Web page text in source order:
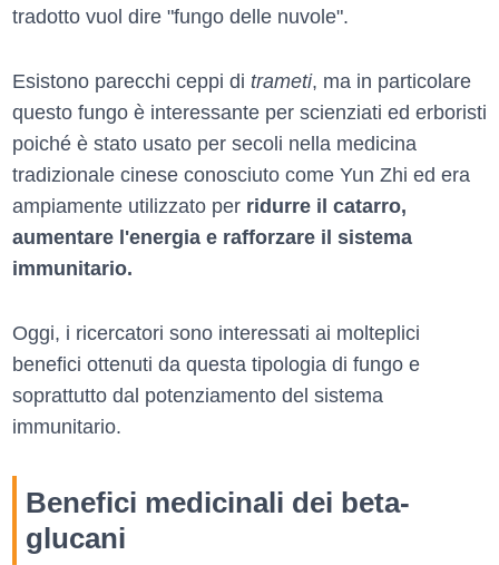
tradotto vuol dire "fungo delle nuvole".
Esistono parecchi ceppi di trameti, ma in particolare
questo fungo è interessante per scienziati ed erboristi
poiché è stato usato per secoli nella medicina
tradizionale cinese conosciuto come Yun Zhi ed era
ampiamente utilizzato per ridurre il catarro,
aumentare l'energia e rafforzare il sistema
immunitario.
Oggi, i ricercatori sono interessati ai molteplici
benefici ottenuti da questa tipologia di fungo e
soprattutto dal potenziamento del sistema
immunitario.
Benefici medicinali dei beta-
glucani